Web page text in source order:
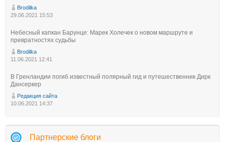
Brodilka
29.06.2021 15:53
Небесный капкан Барунце: Марек Холечек о новом маршруте и
превратностях судьбы
Brodilka
11.06.2021 12:41
В Гренландии погиб известный полярный гид и путешественник Дирк
Дансеркер
Редакция сайта
10.06.2021 14:37
Партнерские блоги